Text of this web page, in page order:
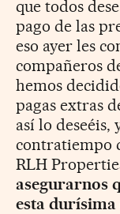
que todos
pago de las
eso ayer les
compañeros
hemos
pagas extras
así lo deseéis,
contratiempo
RLH
asegurarnos
esta